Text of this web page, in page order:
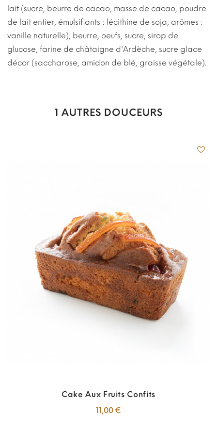
lait (sucre, beurre de cacao, masse de cacao, poudre
de lait entier, émulsifiants : lécithine de soja, arômes :
vanille naturelle), beurre, oeufs, sucre, sirop de
glucose, farine de châtaigne d'Ardèche, sucre glace
décor (saccharose, amidon de blé, graisse végétale).
1 AUTRES DOUCEURS
Cake Aux Fruits Confits
Prix
11,00 €